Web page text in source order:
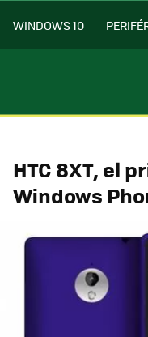
WINDOWS 10
HTC 8XT, el
Windows